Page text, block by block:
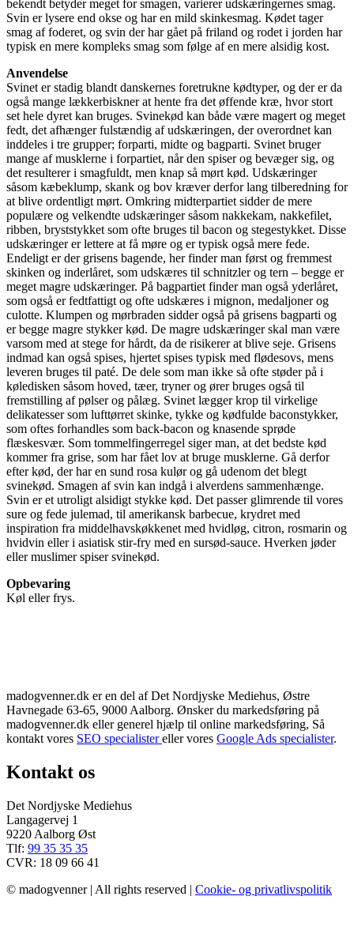
bekendt betyder meget for smagen, varierer udskæringernes smag.
Svin er lysere end okse og har en mild skinkesmag. Kødet tager
smag af foderet, og svin der har gået på friland og rodet i jorden har
typisk en mere kompleks smag som følge af en mere alsidig kost.
Anvendelse
Svinet er stadig blandt danskernes foretrukne kødtyper, og der er da
også mange lækkerbiskner at hente fra det øffende kræ, hvor stort
set hele dyret kan bruges. Svinekød kan både være magert og meget
fedt, det afhænger fulstændig af udskæringen, der overordnet kan
inddeles i tre grupper; forparti, midte og bagparti. Svinet bruger
mange af musklerne i forpartiet, når den spiser og bevæger sig, og
det resulterer i smagfuldt, men knap så mørt kød. Udskæringer
såsom kæbeklump, skank og bov kræver derfor lang tilberedning for
at blive ordentligt mørt. Omkring midterpartiet sidder de mere
populære og velkendte udskæringer såsom nakkekam, nakkefilet,
ribben, bryststykket som ofte bruges til bacon og stegestykket. Disse
udskæringer er lettere at få møre og er typisk også mere fede.
Endeligt er der grisens bagende, her finder man først og fremmest
skinken og inderlåret, som udskæres til schnitzler og tern – begge er
meget magre udskæringer. På bagpartiet finder man også yderlåret,
som også er fedtfattigt og ofte udskæres i mignon, medaljoner og
culotte. Klumpen og mørbraden sidder også på grisens bagparti og
er begge magre stykker kød. De magre udskæringer skal man være
varsom med at stege for hårdt, da de risikerer at blive seje. Grisens
indmad kan også spises, hjertet spises typisk med flødesovs, mens
leveren bruges til paté. De dele som man ikke så ofte støder på i
køledisken såsom hoved, tæer, tryner og ører bruges også til
fremstilling af pølser og pålæg. Svinet lægger krop til virkelige
delikatesser som lufttørret skinke, tykke og kødfulde baconstykker,
som oftes forhandles som back-bacon og knasende sprøde
flæskesvær. Som tommelfingerregel siger man, at det bedste kød
kommer fra grise, som har fået lov at bruge musklerne. Gå derfor
efter kød, der har en sund rosa kulør og gå udenom det blegt
svinekød. Smagen af svin kan indgå i alverdens sammenhænge.
Svin er et utroligt alsidigt stykke kød. Det passer glimrende til vores
sure og fede julemad, til amerikansk barbecue, krydret med
inspiration fra middelhavskøkkenet med hvidløg, citron, rosmarin og
hvidvin eller i asiatisk stir-fry med en sursød-sauce. Hverken jøder
eller muslimer spiser svinekød.
Opbevaring
Køl eller frys.
madogvenner.dk er en del af Det Nordjyske Mediehus, Østre
Havnegade 63-65, 9000 Aalborg. Ønsker du markedsføring på
madogvenner.dk eller generel hjælp til online markedsføring, Så
kontakt vores SEO specialistereller vores Google Ads specialister.
Kontakt os
Det Nordjyske Mediehus
Langagervej 1
9220 Aalborg Øst
Tlf: 99 35 35 35
CVR: 18 09 66 41
© madogvenner | All rights reserved | Cookie- og privatlivspolitik